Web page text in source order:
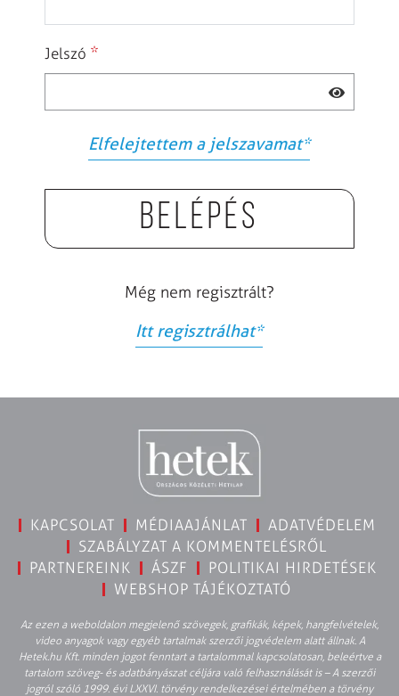
Jelszó *
Elfelejtettem a jelszavamat*
Belépés
Még nem regisztrált?
Itt regisztrálhat*
KAPCSOLAT MÉDIAAJÁNLAT
ADATVÉDELEM
SZABÁLYZAT A KOMMENTELÉSRŐL
PARTNEREINK
ÁSZF
POLITIKAI HIRDETÉSEK
WEBSHOP TÁJÉKOZTATÓ
Az ezen a weboldalon megjelenő szövegek, grafikák, képek, hangfelvételek,
video anyagok vagy egyéb tartalmak szerzői jogvédelem alatt állnak. A
Hetek.hu Kft. minden jogot fenntart a tartalommal kapcsolatosan, beleértve a
tartalom szöveg- és adatbányászat céljára való felhasználását is – A szerzői
jogról szóló 1999. évi LXXVI. törvény rendelkezései értelmében a törvény